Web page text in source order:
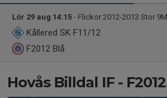
Lör 29 aug 14:15 - Flickor 2012-2013 Stor
Kållered SK F11/12
F2012 Blå
Hovås Billdal IF - F2012